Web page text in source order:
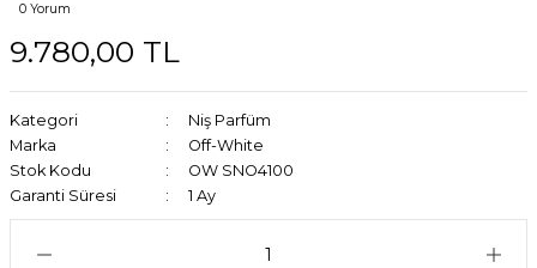
0 Yorum
9.780,00 TL
Kategori
Niş Parfüm
Marka
Off-White
Stok Kodu
OW SNO4100
Garanti Süresi
1 Ay